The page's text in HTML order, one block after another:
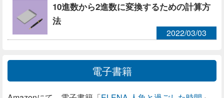
10進数から2進数に変換するための計算方
法
2022/03/03
電子書籍